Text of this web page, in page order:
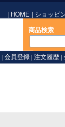
HOME ショッピ
商品検索
| 会員登録 | 注文履歴 |